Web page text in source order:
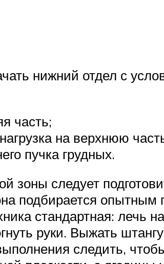
нижний отдел с
часть;
на верхнюю
пучка грудных.
зоны следует
подбирается
стандартная: лечь
руки. Выжать
следить,